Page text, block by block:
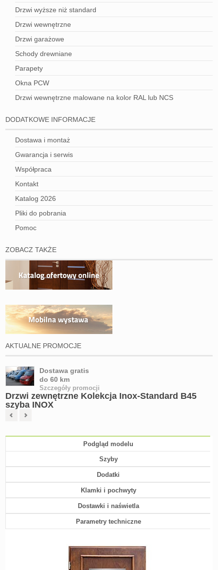
Drzwi wyższe niż standard
Drzwi wewnętrzne
Drzwi garażowe
Schody drewniane
Parapety
Okna PCW
Drzwi wewnętrzne malowane na kolor RAL lub NCS
DODATKOWE INFORMACJE
Dostawa i montaż
Gwarancja i serwis
Współpraca
Kontakt
Katalog 2026
Pliki do pobrania
Pomoc
ZOBACZ TAKŻE
AKTUALNE PROMOCJE
Dostawa gratis
do 60 km
Szczegóły promocji
Drzwi zewnętrzne Kolekcja Inox-Standard B45
szyba INOX
Podgląd modelu
Szyby
Dodatki
Klamki i pochwyty
Dostawki i naświetla
Parametry techniczne